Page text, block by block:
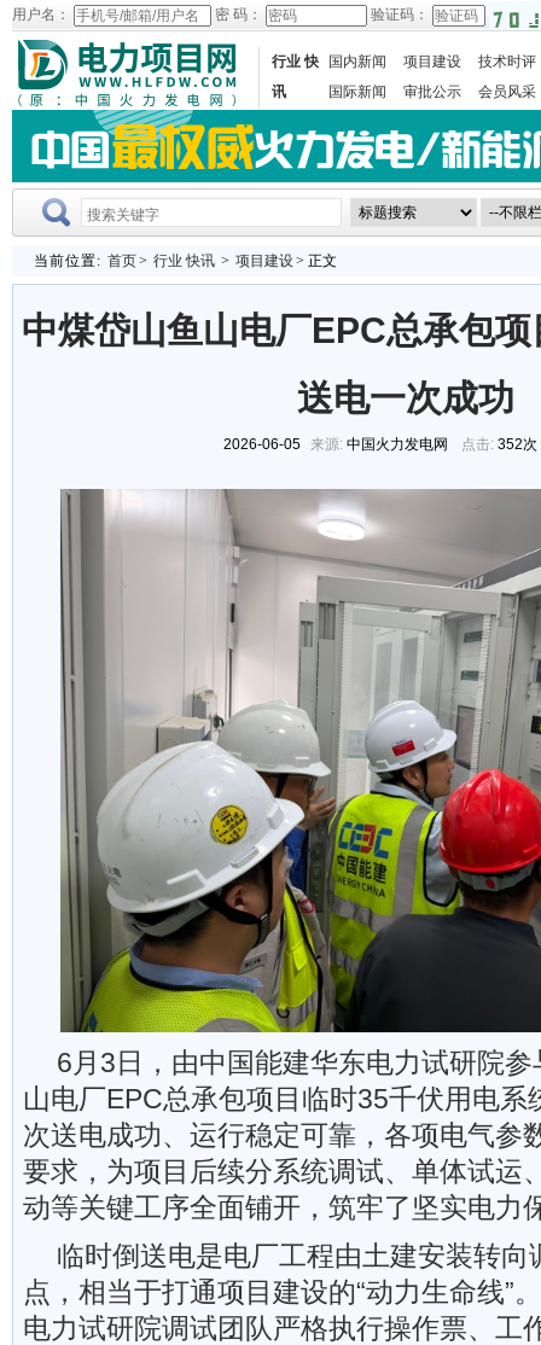
用户名： 密 码： 验证码：
行业 快
讯
国内新闻 项目建设
技术时评
国际新闻
审批公示 会员风采
当前位置: 首页> 行业 快讯 > 项目建设> 正文
中煤岱山鱼山电厂EPC总承包
送电一次成功
2026-06-05 来源: 中国火力发电网 点击: 352次
6月3日，由中国能建华东电力试研院
山电厂EPC总承包项目临时35千伏用电系
次送电成功、运行稳定可靠，各项电气参
要求，为项目后续分系统调试、单体试运
动等关键工序全面铺开，筑牢了坚实电力
临时倒送电是电厂工程由土建安装转向
点，相当于打通项目建设的“动力生命线”
电力试研院调试团队严格执行操作票、工